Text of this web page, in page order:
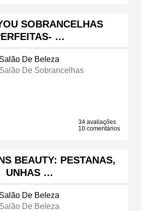
SOBRANCELHAS
…
Salão De Beleza
Salão De Sobrancelhas
34 avaliações
10 comentários
BEAUTY: PESTANAS,
UNHAS …
Salão De Beleza
Salão De Beleza